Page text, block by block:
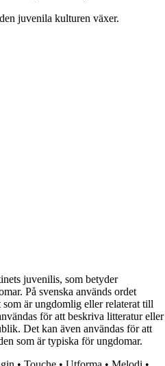
juvenila kulturen växer.
juvenilis, som betyder
På svenska används ordet
är ungdomlig eller relaterat till
för att beskriva litteratur eller
Det kan även användas för att
som är typiska för ungdomar.